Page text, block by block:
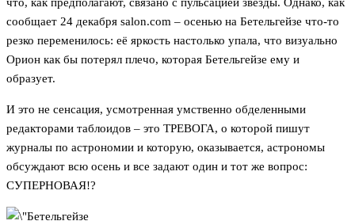
сообщает 24 декабря salon.com – осенью на Бетельгейзе что-то
резко переменилось: её яркость настолько упала, что визуально
Орион как бы потерял плечо, которая Бетельгейзе ему и
образует.
И это не сенсация, усмотренная умственно обделенными
редакторами таблоидов – это ТРЕВОГА, о которой пишут
журналы по астрономии и которую, оказывается, астрономы
обсуждают всю осень и все задают один и тот же вопрос:
СУПЕРНОВАЯ!?